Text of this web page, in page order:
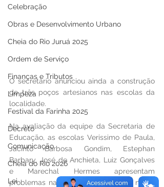
Celebração
Obras e Desenvolvimento Urbano
Cheia do Rio Juruá 2025
Ordem de Serviço
Finanças e Tributos
Limpeza
Festival da Farinha 2025
Decreto
Comunicação
Cheia do Rio 2026
Lei
O secretário anunciou ainda a construção
de três poços artesianos nas escolas da
localidade.
Na avaliação da equipe da Secretaria de
Educação, as escolas Verissimo de Paula,
Jacinto Barbosa Gondim, Estephan
Barbary, José de Anchieta, Luiz Gonçalves
e Marechal Hermes apresentam
problemas na estrutura e ganharão novas